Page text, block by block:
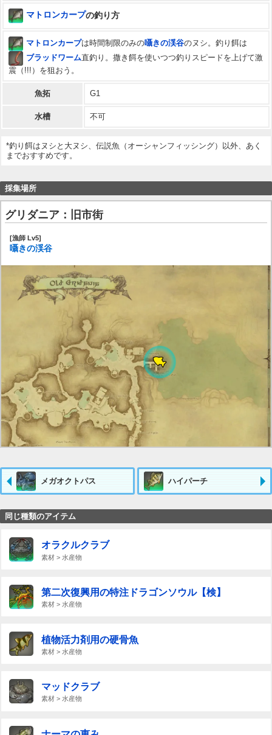
マトロンカープの釣り方
マトロンカープは時間制限のみの囁きの渓谷のヌシ。釣り餌は
ブラッドワーム直釣り。撒き餌を使いつつ釣りスピードを上げて激
震（!!!）を狙おう。
魚拓 G1
水槽 不可
*釣り餌はヌシと大ヌシ、伝説魚（オーシャンフィッシング）以外、あく
までおすすめです。
採集場所
グリダニア：旧市街
[漁師 Lv5]
囁きの渓谷
メガオクトパス ハイパーチ
同じ種類のアイテム
オラクルクラブ
素材 > 水産物
第二次復興用の特注ドラゴンソウル【検】
素材 > 水産物
植物活力剤用の硬骨魚
素材 > 水産物
マッドクラブ
素材 > 水産物